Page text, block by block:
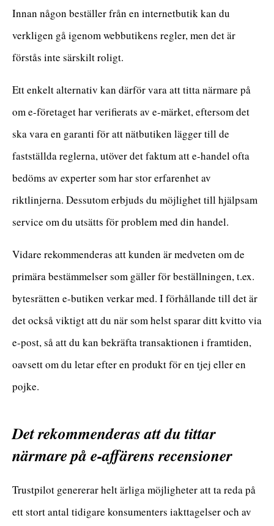
Innan någon beställer från en internetbutik kan du
verkligen gå igenom webbutikens regler, men det är
förstås inte särskilt roligt.
Ett enkelt alternativ kan därför vara att titta närmare på
om e-företaget har verifierats av e-märket, eftersom det
ska vara en garanti för att nätbutiken lägger till de
fastställda reglerna, utöver det faktum att e-handel ofta
bedöms av experter som har stor erfarenhet av
riktlinjerna. Dessutom erbjuds du möjlighet till hjälpsam
service om du utsätts för problem med din handel.
Vidare rekommenderas att kunden är medveten om de
primära bestämmelser som gäller för beställningen, t.ex.
bytesrätten e-butiken verkar med. I förhållande till det är
det också viktigt att du när som helst sparar ditt kvitto via
e-post, så att du kan bekräfta transaktionen i framtiden,
oavsett om du letar efter en produkt för en tjej eller en
pojke.
Det rekommenderas att du tittar
närmare på e-affärens recensioner
Trustpilot genererar helt ärliga möjligheter att ta reda på
ett stort antal tidigare konsumenters iakttagelser och av